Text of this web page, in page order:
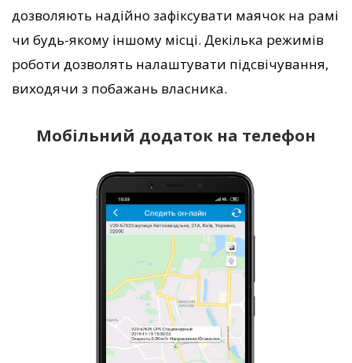
дозволяють надійно зафіксувати маячок на рамі
чи будь-якому іншому місці. Декілька режимів
роботи дозволять налаштувати підсвічування,
виходячи з побажань власника.
Мобільний додаток на телефон